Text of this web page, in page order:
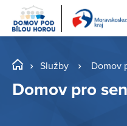
Služby Domov
Domov pro